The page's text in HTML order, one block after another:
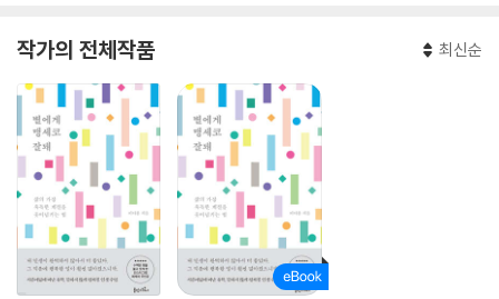
전혀 예상치 못한 경로로 흘러가는 삶이 마음에 든다. 매일 오늘을 산다.
@aromthefish
작가의 전체작품 최신순